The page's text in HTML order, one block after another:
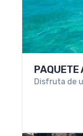
PAQUETE
Disfruta de